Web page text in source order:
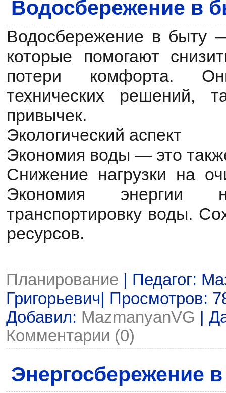
Водосбережение в
Водосбережение в быту
которые помогают
потери комфорта.
технических решений,
привычек.
Экологический аспект
Экономия воды — это
Снижение нагрузки на
Экономия
транспортировку воды.
ресурсов.
Планирование | Педагог:
Григорьевич| Просмотров:
Добавил: MazmanyanVG |
Комментарии (0)
Энергосбережение